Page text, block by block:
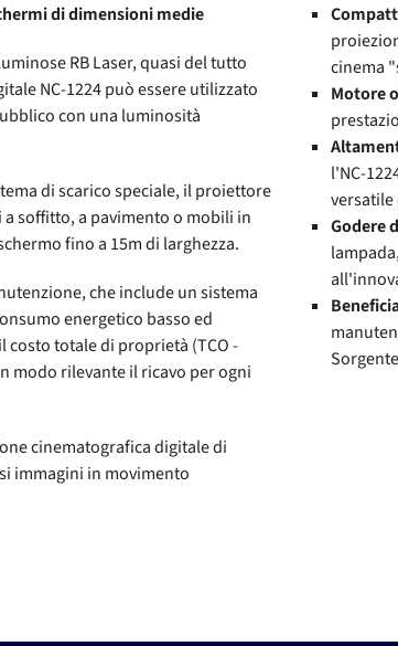
di dimensioni medie
RB Laser, quasi del tutto
NC-1224 può essere utilizzato
con una luminosità
di scarico speciale, il proiettore
soffitto, a pavimento o mobili in
fino a 15m di larghezza.
che include un sistema
energetico basso ed
totale di proprietà (TCO -
modo rilevante il ricavo per ogni
cinematografica digitale di
immagini in movimento
cinema
Motore
l'NC-
Godere